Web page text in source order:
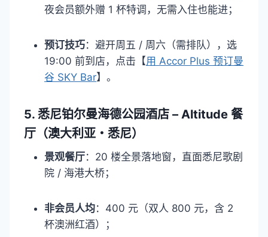
夜会员额外赠 1 杯特调，无需入住也能进；​
预订技巧：避开周五 / 周六（需排队），选
19:00 前到店，点击【用 Accor Plus 预订曼
谷 SKY Bar】。​
5. 悉尼铂尔曼海德公园酒店 – Altitude 餐
厅（澳大利亚・悉尼）​
景观餐厅：20 楼全景落地窗，直面悉尼歌剧
院 / 海港大桥；​
非会员人均：400 元（双人 800 元，含 2
杯澳洲红酒）；​